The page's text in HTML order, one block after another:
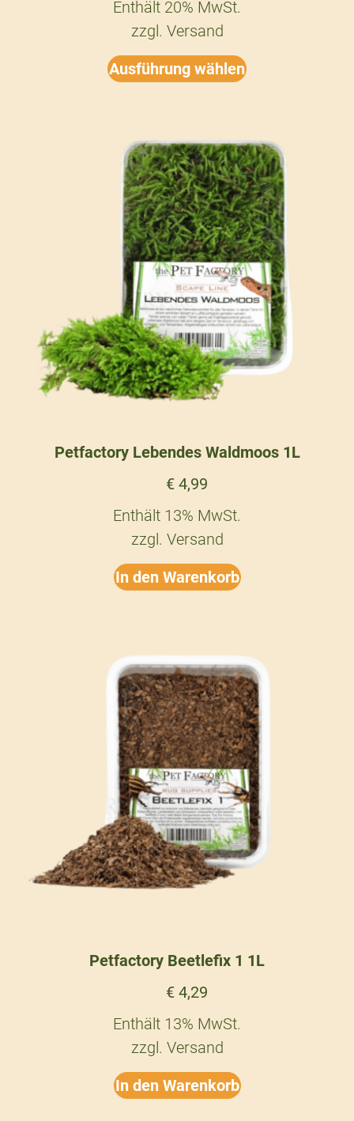
Enthält 20% MwSt.
zzgl. Versand
Ausführung wählen
Petfactory Lebendes Waldmoos 1L
€ 4,99
Enthält 13% MwSt.
zzgl. Versand
In den Warenkorb
Petfactory Beetlefix 1 1L
€ 4,29
Enthält 13% MwSt.
zzgl. Versand
In den Warenkorb